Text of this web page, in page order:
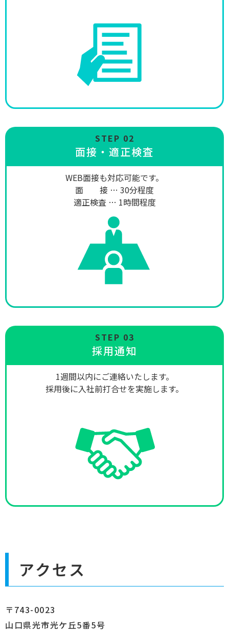
STEP 02
面接・適正検査
WEB面接も対応可能です。
面 接 … 30分程度
適正検査 … 1時間程度
STEP 03
採用通知
1週間以内にご連絡いたします。
採用後に入社前打合せを実施します。
アクセス
〒743-0023
山口県光市光ケ丘5番5号